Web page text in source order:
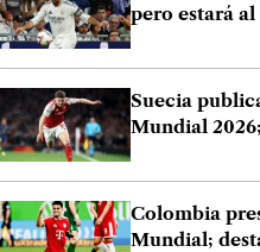
pero estará al
Suecia
Mundial
Colombia
Mundial;